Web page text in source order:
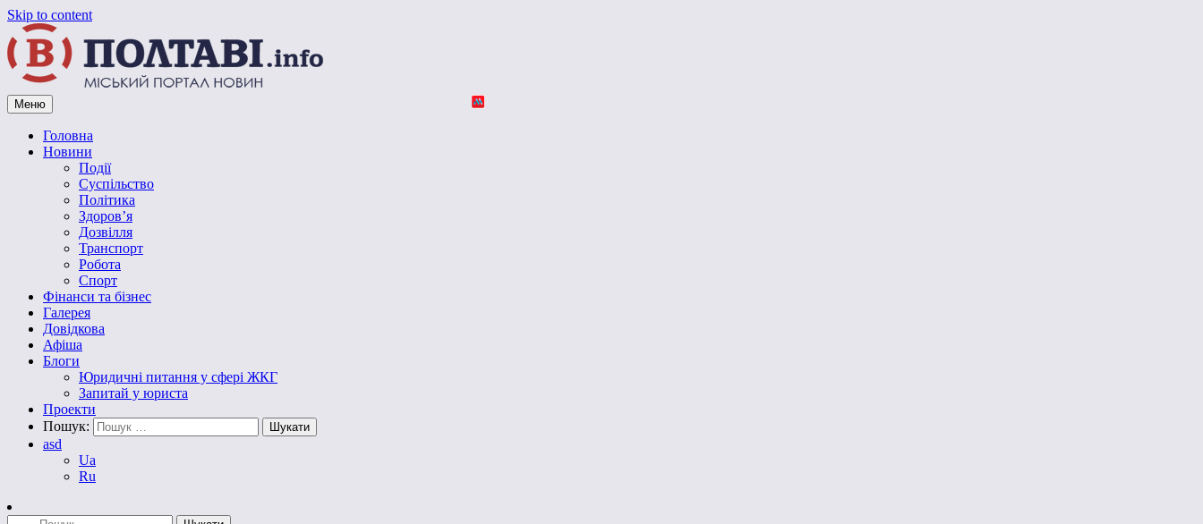
Skip to content
Vpoltave.info
Полтавський портал новин
Меню
Головна
Новини
Події
Суспільство
Політика
Здоров’я
Дозвілля
Транспорт
Робота
Спорт
Фінанси та бізнес
Галерея
Довідкова
Афіша
Блоги
Юридичні питання у сфері ЖКГ
Запитай у юриста
Проекти
Пошук:
asd
Ua
Ru